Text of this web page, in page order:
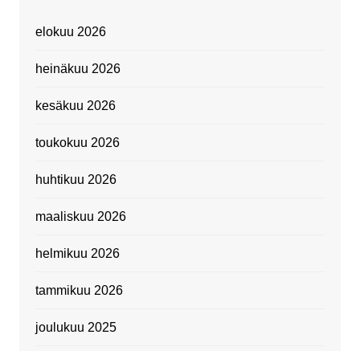
elokuu 2026
heinäkuu 2026
kesäkuu 2026
toukokuu 2026
huhtikuu 2026
maaliskuu 2026
helmikuu 2026
tammikuu 2026
joulukuu 2025